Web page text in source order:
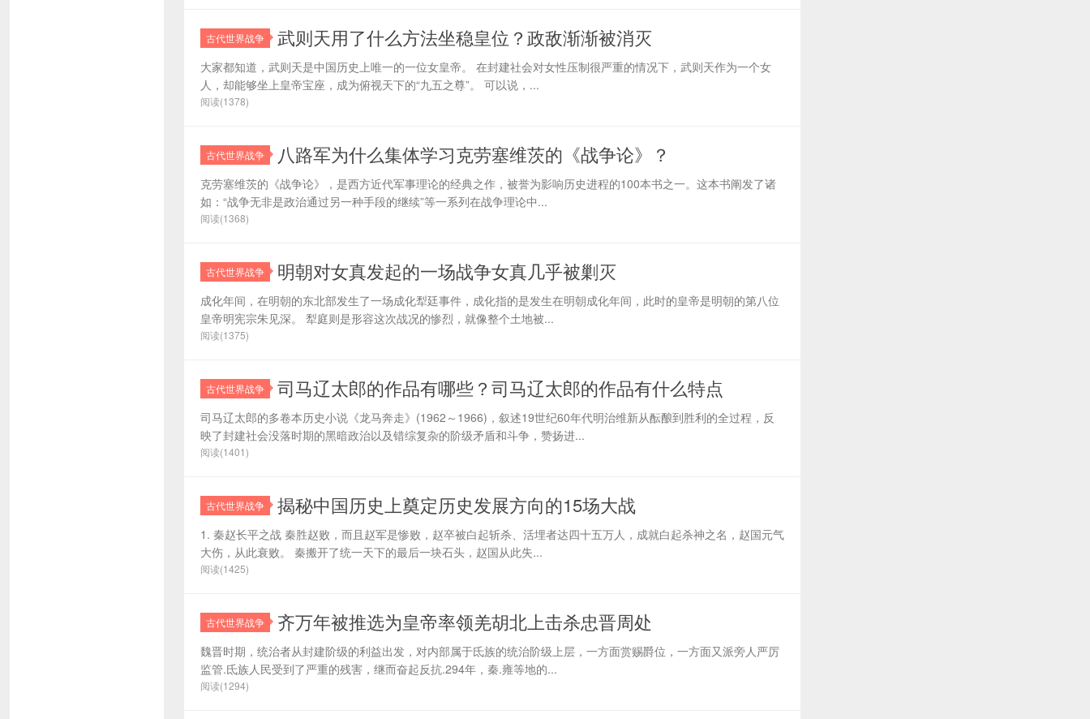
古代世界战争 武则天用了什么方法坐稳皇位？政敌渐渐被消灭
大家都知道，武则天是中国历史上唯一的一位女皇帝。 在封建社会对女性压制很严重的情况下，武则天作为一个女
人，却能够坐上皇帝宝座，成为俯视天下的“九五之尊”。 可以说，...
阅读(1378)
古代世界战争 八路军为什么集体学习克劳塞维茨的《战争论》？
克劳塞维茨的《战争论》，是西方近代军事理论的经典之作，被誉为影响历史进程的100本书之一。这本书阐发了诸
如：“战争无非是政治通过另一种手段的继续”等一系列在战争理论中...
阅读(1368)
古代世界战争 明朝对女真发起的一场战争女真几乎被剿灭
成化年间，在明朝的东北部发生了一场成化犁廷事件，成化指的是发生在明朝成化年间，此时的皇帝是明朝的第八位
皇帝明宪宗朱见深。 犁庭则是形容这次战况的惨烈，就像整个土地被...
阅读(1375)
古代世界战争 司马辽太郎的作品有哪些？司马辽太郎的作品有什么特点
司马辽太郎的多卷本历史小说《龙马奔走》(1962～1966)，叙述19世纪60年代明治维新从酝酿到胜利的全过程，反
映了封建社会没落时期的黑暗政治以及错综复杂的阶级矛盾和斗争，赞扬进...
阅读(1401)
古代世界战争 揭秘中国历史上奠定历史发展方向的15场大战
1. 秦赵长平之战 秦胜赵败，而且赵军是惨败，赵卒被白起斩杀、活埋者达四十五万人，成就白起杀神之名，赵国元气
大伤，从此衰败。 秦搬开了统一天下的最后一块石头，赵国从此失...
阅读(1425)
古代世界战争 齐万年被推选为皇帝率领羌胡北上击杀忠晋周处
魏晋时期，统治者从封建阶级的利益出发，对内部属于氐族的统治阶级上层，一方面赏赐爵位，一方面又派旁人严厉
监管.氐族人民受到了严重的残害，继而奋起反抗.294年，秦.雍等地的...
阅读(1294)